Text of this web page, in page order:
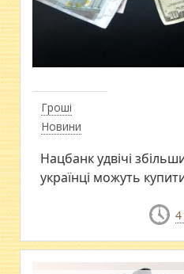
Гроші
Новини
Нацбанк удвічі
українці можуть